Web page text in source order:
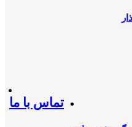
تماس با ما